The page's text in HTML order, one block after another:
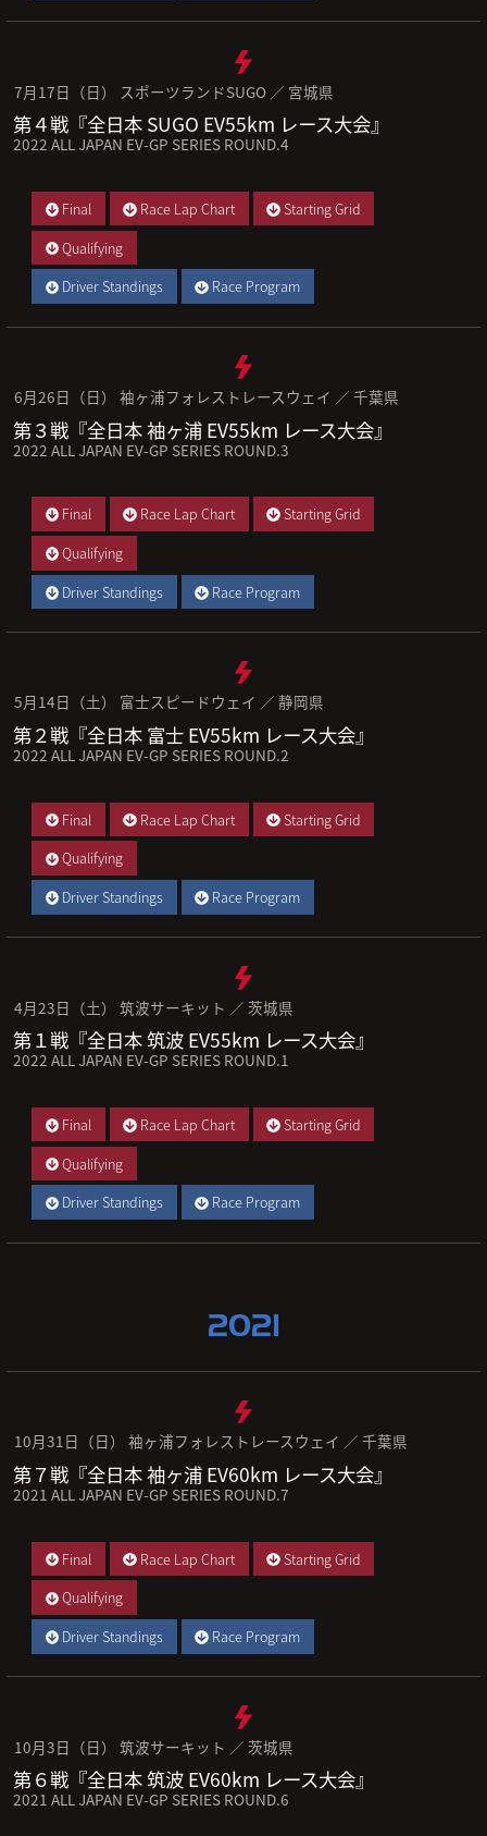
7月17日（日） スポーツランドSUGO ／ 宮城県
第４戦『全日本 SUGO EV55km レース大会』
2022 ALL JAPAN EV-GP SERIES ROUND.4
Final Race Lap Chart
Starting Grid
Qualifying
Driver Standings
Race Program
6月26日（日） 袖ヶ浦フォレストレースウェイ ／ 千葉県
第３戦『全日本 袖ヶ浦 EV55km レース大会』
2022 ALL JAPAN EV-GP SERIES ROUND.3
Final Race Lap Chart
Starting Grid
Qualifying
Driver Standings
Race Program
5月14日（土） 富士スピードウェイ ／ 静岡県
第２戦『全日本 富士 EV55km レース大会』
2022 ALL JAPAN EV-GP SERIES ROUND.2
Final Race Lap Chart
Starting Grid
Qualifying
Driver Standings
Race Program
4月23日（土） 筑波サーキット ／ 茨城県
第１戦『全日本 筑波 EV55km レース大会』
2022 ALL JAPAN EV-GP SERIES ROUND.1
Final Race Lap Chart
Starting Grid
Qualifying
Driver Standings
Race Program
2021
10月31日（日） 袖ヶ浦フォレストレースウェイ ／ 千葉県
第７戦『全日本 袖ヶ浦 EV60km レース大会』
2021 ALL JAPAN EV-GP SERIES ROUND.7
Final Race Lap Chart
Starting Grid
Qualifying
Driver Standings
Race Program
10月3日（日） 筑波サーキット ／ 茨城県
第６戦『全日本 筑波 EV60km レース大会』
2021 ALL JAPAN EV-GP SERIES ROUND.6